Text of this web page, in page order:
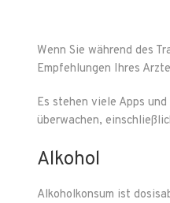
Wenn Sie während des
Empfehlungen Ihres
Es stehen viele Apps
überwachen,
Alkohol
Alkoholkonsum ist